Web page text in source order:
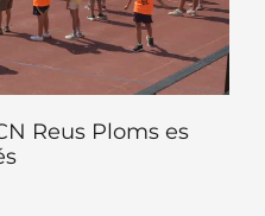
Reus Ploms es